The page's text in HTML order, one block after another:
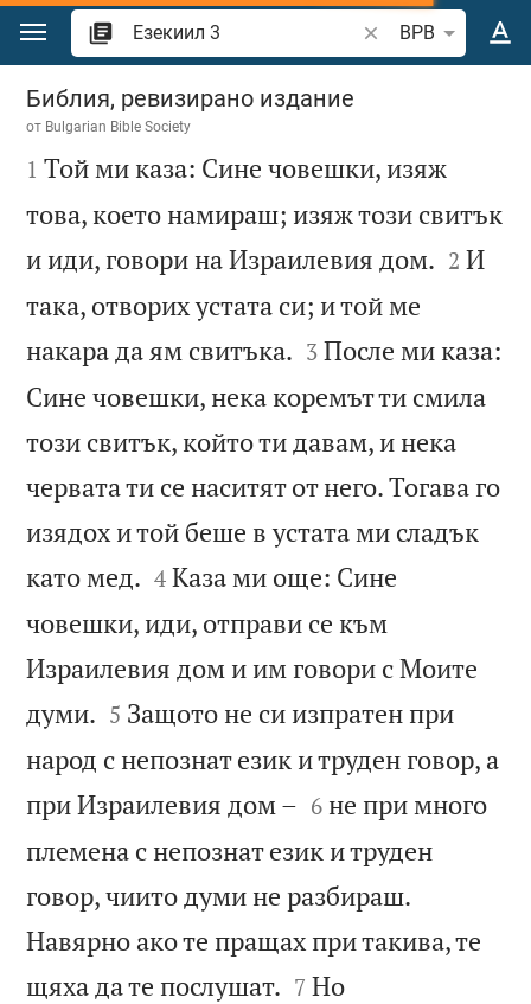
Преминете към съдържанието
Търсете стих или
BPB
Езекиил 3
Библия, ревизирано издание
от Bulgarian Bible Society

1 Той ми каза: Сине човешки, изяж
това, което намираш; изяж този свитък
и иди, говори на Израилевия дом. 

2 И
така, отворих устата си; и той ме
накара да ям свитъка. 

3 После ми каза:
Сине човешки, нека коремът ти смила
този свитък, който ти давам, и нека
червата ти се наситят от него. Тогава го
изядох и той беше в устата ми сладък
като мед. 

4 Каза ми още: Сине
човешки, иди, отправи се към
Израилевия дом и им говори с Моите
думи. 

5 Защото не си изпратен при
народ с непознат език и труден говор, а
при Израилевия дом – 

6 не при много
племена с непознат език и труден
говор, чиито думи не разбираш.
Навярно ако те пращах при такива, те
щяха да те послушат. 

7 Но